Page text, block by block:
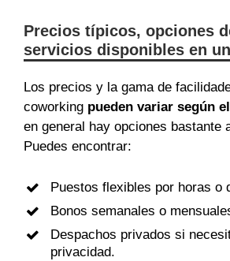
Precios típicos, opciones
servicios disponibles en
Los precios y la gama de
coworking pueden variar según
en general hay opciones bastante
Puedes encontrar:
Puestos flexibles por horas o
Bonos semanales o
Despachos privados si
privacidad.